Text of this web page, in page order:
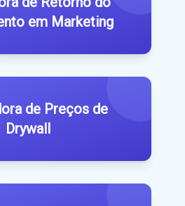
em Marketing
de Preços de
Drywall